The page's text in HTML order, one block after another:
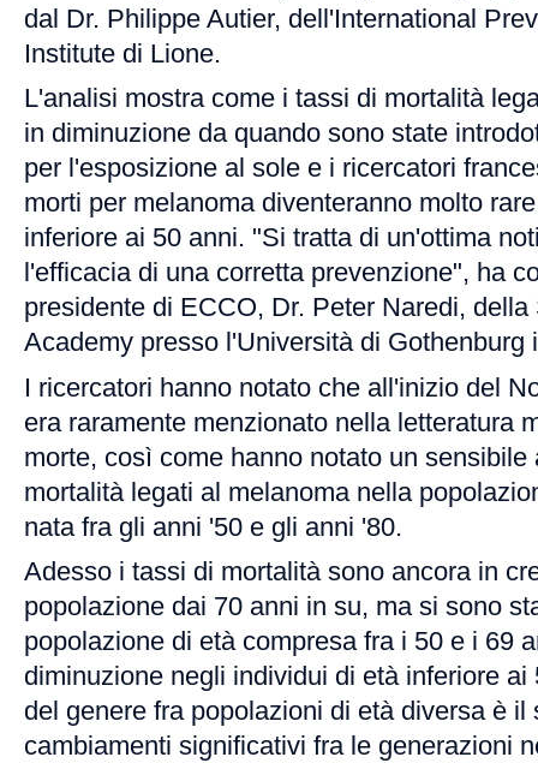
dal Dr. Philippe Autier, dell'International
Institute di Lione.
L'analisi mostra come i tassi di mortalità
in diminuzione da quando sono state
per l'esposizione al sole e i ricercatori
morti per melanoma diventeranno molto
inferiore ai 50 anni. "Si tratta di un'ottima
l'efficacia di una corretta prevenzione", ha
presidente di ECCO, Dr. Peter Naredi, della
Academy presso l'Università di Gothenburg
I ricercatori hanno notato che all'inizio del
era raramente menzionato nella letteratura
morte, così come hanno notato un
mortalità legati al melanoma nella
nata fra gli anni '50 e gli anni '80.
Adesso i tassi di mortalità sono ancora in
popolazione dai 70 anni in su, ma si sono
popolazione di età compresa fra i 50 e i 69
diminuzione negli individui di età inferiore
del genere fra popolazioni di età diversa è il
cambiamenti significativi fra le generazioni